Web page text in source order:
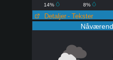
14%
8%
Detaljer - Tekster